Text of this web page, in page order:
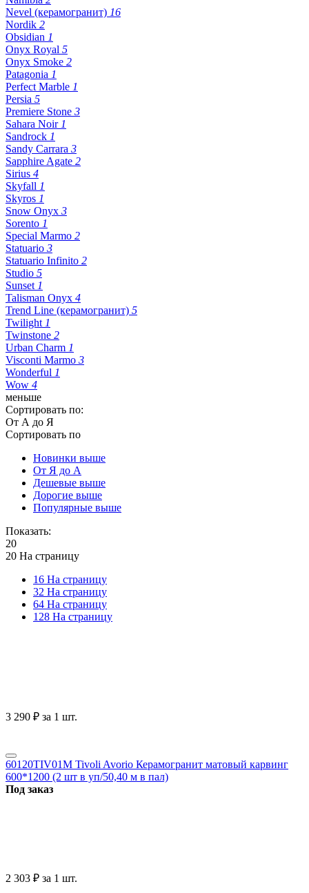
Nevel (керамогранит) 16
Nordik 2
Obsidian 1
Onyx Royal 5
Onyx Smoke 2
Patagonia 1
Perfect Marble 1
Persia 5
Premiere Stone 3
Sahara Noir 1
Sandrock 1
Sandy Carrara 3
Sapphire Agate 2
Sirius 4
Skyfall 1
Skyros 1
Snow Onyx 3
Sorento 1
Special Marmo 2
Statuario 3
Statuario Infinito 2
Studio 5
Sunset 1
Talisman Onyx 4
Trend Line (керамогранит) 5
Twilight 1
Twinstone 2
Urban Charm 1
Visconti Marmo 3
Wonderful 1
Wow 4
меньше
Сортировать по:
От А до Я
Сортировать по
Новинки выше
От Я до А
Дешевые выше
Дорогие выше
Популярные выше
Показать:
20
20 На страницу
16 На страницу
32 На страницу
64 На страницу
128 На страницу
3 290 ₽ за 1 шт.
60120TIV01M Tivoli Avorio Керамогранит матовый карвинг
600*1200 (2 шт в уп/50,40 м в пал)
Под заказ
2 303 ₽ за 1 шт.